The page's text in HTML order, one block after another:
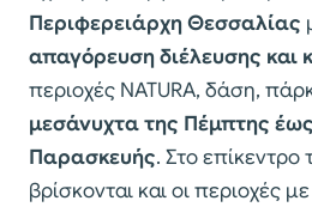
Περιφερειάρχη Θεσσαλίας
απαγόρευση διέλευσης και
περιοχές NATURA, δάση,
μεσάνυχτα της Πέμπτης
Παρασκευής. Στο
βρίσκονται και οι περιοχές